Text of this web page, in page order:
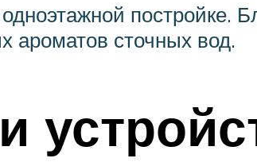
постройке.
ароматов сточных вод.